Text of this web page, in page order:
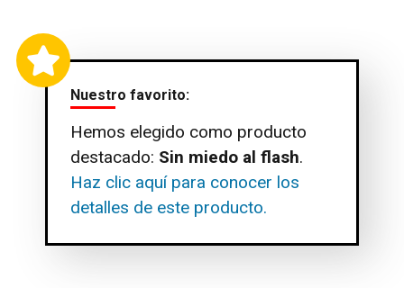
Nuestro favorito:
Hemos elegido como producto
destacado: Sin miedo al flash.
Haz clic aquí para conocer los
detalles de este producto.